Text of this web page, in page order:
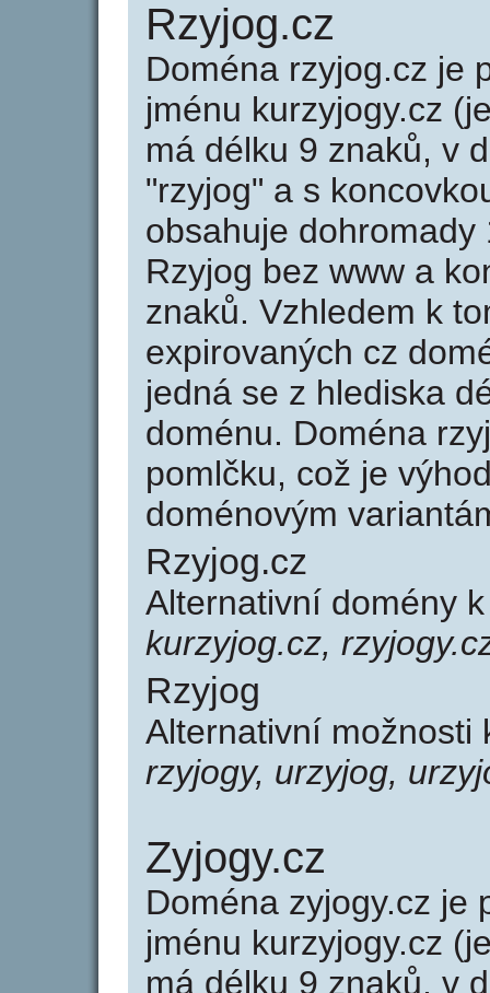
Rzyjog.cz
Doména rzyjog.cz je
jménu kurzyjogy.cz
má délku 9 znaků, v
"rzyjog" a s
obsahuje
Rzyjog bez www a
znaků. Vzhledem k
expirovaných cz
jedná se z hlediska
doménu. Doména
pomlčku, což je
doménovým
Rzyjog.cz
Alternativní domény
kurzyjog.cz,
Rzyjog
Alternativní
rzyjogy, urzyjog,
Zyjogy.cz
Doména zyjogy.cz je
jménu kurzyjogy.cz
má délku 9 znaků, v